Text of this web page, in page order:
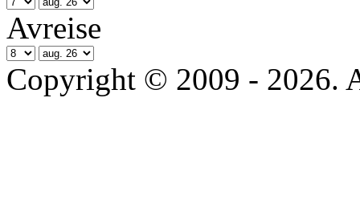
Avreise
Copyright © 2009 - 2026.